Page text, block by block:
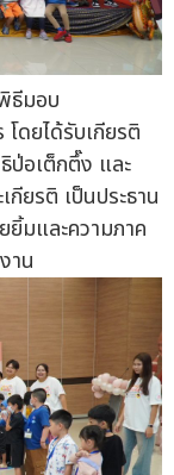
ธีมอบ
ดยได้รับเกียรติ
ป่อเต็กตึ๊ง และ
ยรติ เป็นประธาน
ยิ้มและความภาค
าน